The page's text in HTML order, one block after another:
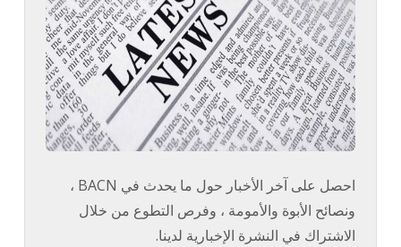
احصل على آخر الأخبار حول ما يحدث في BACN ،
ونصائح الأبوة والأمومة ، وفرص التطوع من خلال
الاشتراك في النشرة الإخبارية لدينا.